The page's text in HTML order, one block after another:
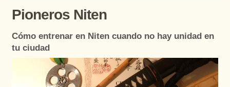
Pioneros Niten
Cómo entrenar en Niten cuando no hay unidad en
tu ciudad